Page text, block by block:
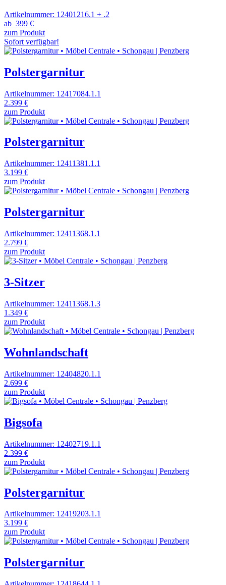
Artikelnummer: 12401216.1 + .2
ab 399 €
zum Produkt
Sofort verfügbar!
Polstergarnitur
Artikelnummer: 12417084.1.1
2.399 €
zum Produkt
Polstergarnitur
Artikelnummer: 12411381.1.1
3.199 €
zum Produkt
Polstergarnitur
Artikelnummer: 12411368.1.1
2.799 €
zum Produkt
3-Sitzer
Artikelnummer: 12411368.1.3
1.349 €
zum Produkt
Wohnlandschaft
Artikelnummer: 12404820.1.1
2.699 €
zum Produkt
Bigsofa
Artikelnummer: 12402719.1.1
2.399 €
zum Produkt
Polstergarnitur
Artikelnummer: 12419203.1.1
3.199 €
zum Produkt
Polstergarnitur